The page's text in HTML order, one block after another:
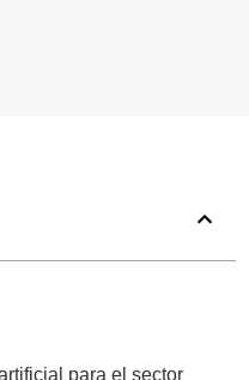
para el sector